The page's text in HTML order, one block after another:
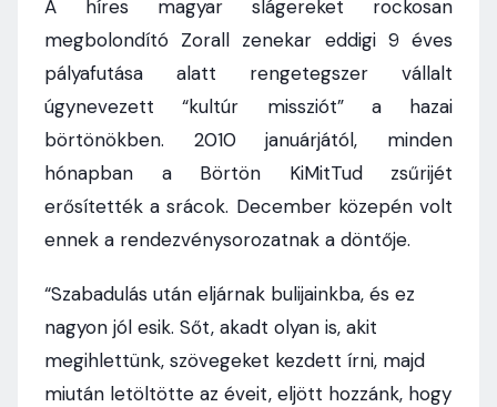
A híres magyar slágereket rockosan
megbolondító Zorall zenekar eddigi 9 éves
pályafutása alatt rengetegszer vállalt
úgynevezett “kultúr missziót” a hazai
börtönökben. 2010 januárjától, minden
hónapban a Börtön KiMitTud zsűrijét
erősítették a srácok. December közepén volt
ennek a rendezvénysorozatnak a döntője.
“Szabadulás után eljárnak bulijainkba, és ez
nagyon jól esik. Sőt, akadt olyan is, akit
megihlettünk, szövegeket kezdett írni, majd
miután letöltötte az éveit, eljött hozzánk, hogy